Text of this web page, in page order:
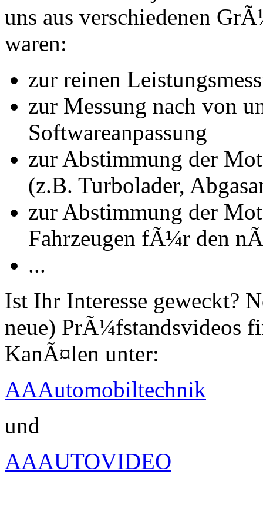
uns aus verschiedenen
waren:
zur reinen
zur Messung nach von
Softwareanpassung
zur Abstimmung der
(z.B. Turbolader,
zur Abstimmung der
Fahrzeugen fÃ¼r den
...
Ist Ihr Interesse geweckt?
neue) PrÃ¼fstandsvideos
KanÃ¤len unter:
AAAutomobiltechnik
und
AAAUTOVIDEO